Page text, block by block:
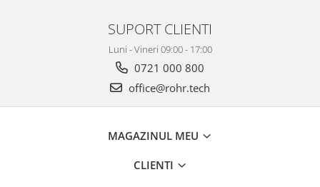
SUPORT CLIENTI
Luni - Vineri 09:00 - 17:00
0721 000 800
office@rohr.tech
MAGAZINUL MEU
CLIENTI